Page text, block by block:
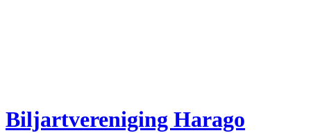
Biljartvereniging Harago